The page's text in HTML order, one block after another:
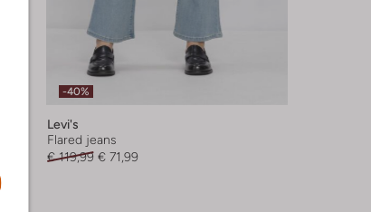
-40%
Levi's
Flared jeans
€ 119,99 € 71,99